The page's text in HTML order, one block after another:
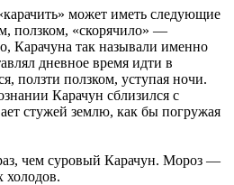
может иметь следующие
ползком, «скорячило» —
Карачуна так называли именно
дневное время идти в
ползти ползком, уступая ночи.
Карачун сблизился с
стужей землю, как бы погружая
чем суровый Карачун. Мороз —
холодов.